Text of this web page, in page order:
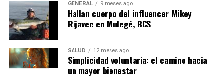
Editorial
Nuestro equipo editorial no solo informa las noticias: las vive.
Con años de experiencia en primera línea, buscamos los
hechos, los verificamos con rigor y contamos las historias que
dan forma a nuestro mundo. Impulsados por la integridad y
GENERAL 9 meses ago
Hallan cuerpo del influencer Mikey
Rijavec en Mulegé, BCS
SALUD 12 meses ago
Simplicidad voluntaria: el camino hacia
un mayor bienestar